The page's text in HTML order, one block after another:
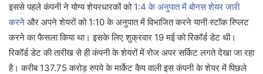
इससे पहले कंपनी ने योग्य शेयरधारकों को 1:4 के अनुपात में बोनस शेयर जारी
करने और अपने शेयरों को 1:10 के अनुपात में विभाजित करने यानी स्टॉक स्प्लिट
करने का फैसला किया था। इसके लिए शुक्रवार 19 मई को रिकॉर्ड डेट थी।
रिकॉर्ड डेट की तारीख से ही कंपनी के शेयरों में रोज अपर सर्किट लगते देखा जा रहा
है। करीब 137.75 करोड़ रुपये के मार्केट कैप वाली इस कंपनी के शेयर में पिछले